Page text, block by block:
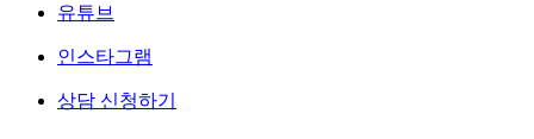
유튜브
인스타그램
상담 신청하기